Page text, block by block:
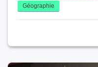
Géographie